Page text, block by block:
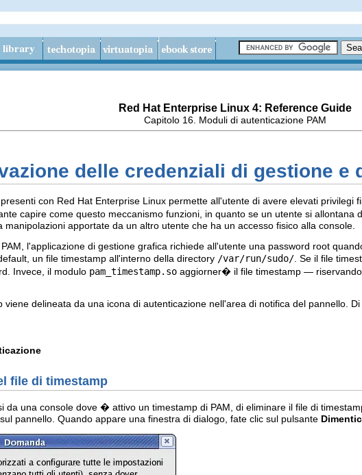
Red Hat Enterprise Linux 4: Reference Guide
Capitolo 16. Moduli di autenticazione PAM
delle credenziali di gestione e
con Red Hat Enterprise Linux permette all'utente di avere elevati privilegi
capire come questo meccanismo funzioni, in quanto se un utente si allontana
manipolazioni apportate da un altro utente che ha un accesso fisico alla console.
l'applicazione di gestione grafica richiede all'utente una password root
un file timestamp all'interno della directory /var/run/sudo/ . Se il file
Invece, il modulo pam_timestamp.so aggiorner� il file timestamp —
viene delineata da una icona di autenticazione nell'area di notifica del pannello.
file di timestamp
da una console dove � attivo un timestamp di PAM, di eliminare il file di
pannello. Quando appare una finestra di dialogo, fate clic sul pulsante